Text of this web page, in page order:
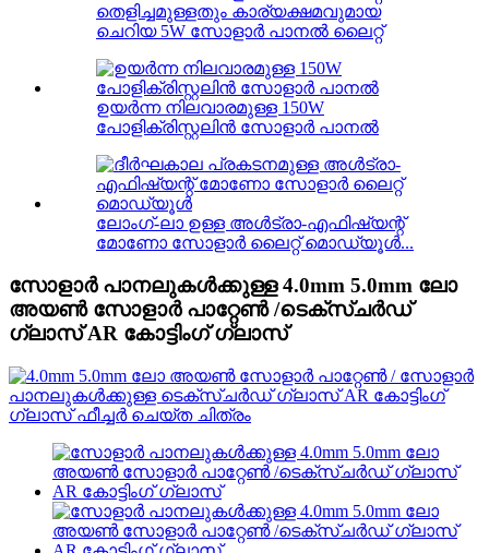
തെളിച്ചമുള്ളതും കാര്യക്ഷമവുമായ
ചെറിയ 5W സോളാർ പാനൽ ലൈറ്റ്
ഉയർന്ന നിലവാരമുള്ള 150W
പോളിക്രിസ്റ്റലിൻ സോളാർ പാനൽ
ലോംഗ്-ലാ ഉള്ള അൾട്രാ-എഫിഷ്യന്റ്
മോണോ സോളാർ ലൈറ്റ് മൊഡ്യൂൾ...
സോളാർ പാനലുകൾക്കുള്ള 4.0mm 5.0mm ലോ
അയൺ സോളാർ പാറ്റേൺ /ടെക്സ്ചർഡ്
ഗ്ലാസ് AR കോട്ടിംഗ് ഗ്ലാസ്